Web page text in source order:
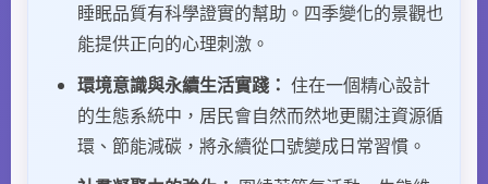
睡眠品質有科學證實的幫助。四季變化的景觀也
能提供正向的心理刺激。
環境意識與永續生活實踐： 住在一個精心設計
的生態系統中，居民會自然而然地更關注資源循
環、節能減碳，將永續從口號變成日常習慣。